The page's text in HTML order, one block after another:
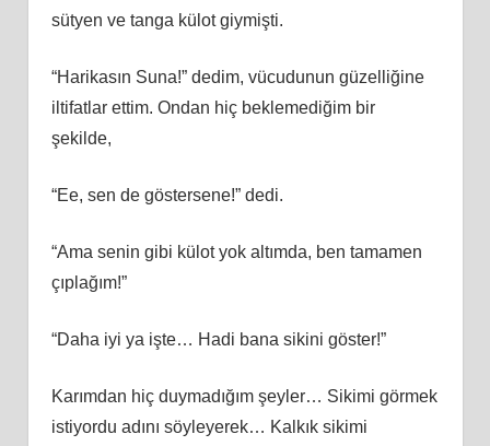
sütyen ve tanga külot giymişti.
“Harikasın Suna!” dedim, vücudunun güzelliğine
iltifatlar ettim. Ondan hiç beklemediğim bir
şekilde,
“Ee, sen de göstersene!” dedi.
“Ama senin gibi külot yok altımda, ben tamamen
çıplağım!”
“Daha iyi ya işte… Hadi bana sikini göster!”
Karımdan hiç duymadığım şeyler… Sikimi görmek
istiyordu adını söyleyerek… Kalkık sikimi